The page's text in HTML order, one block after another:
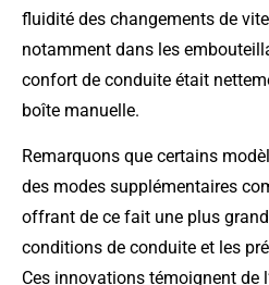
fluidité des changements de
notamment dans les
confort de conduite était
boîte manuelle.
Remarquons que certains
des modes supplémentaires
offrant de ce fait une plus
conditions de conduite et les
Ces innovations témoignent de